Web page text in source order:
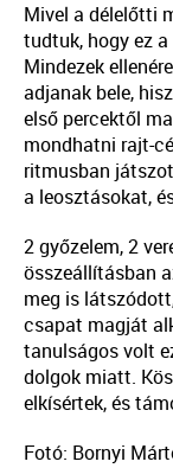
Mivel a délelőtti
tudtuk, hogy ez
Mindezek
adjanak bele,
első percektől
mondhatni rajt-
ritmusban
a leosztásokat,
2 győzelem, 2
összeállításban
meg is
csapat magját
tanulságos volt
dolgok miatt.
elkísértek, és
Fotó: Bornyi